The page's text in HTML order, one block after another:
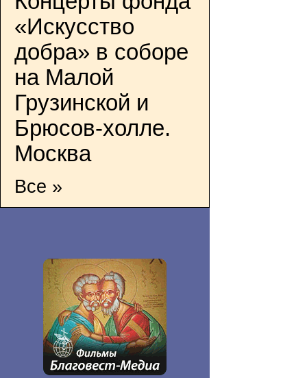
«Искусство
добра» в соборе
на Малой
Грузинской и
Брюсов-холле.
Москва
Все »